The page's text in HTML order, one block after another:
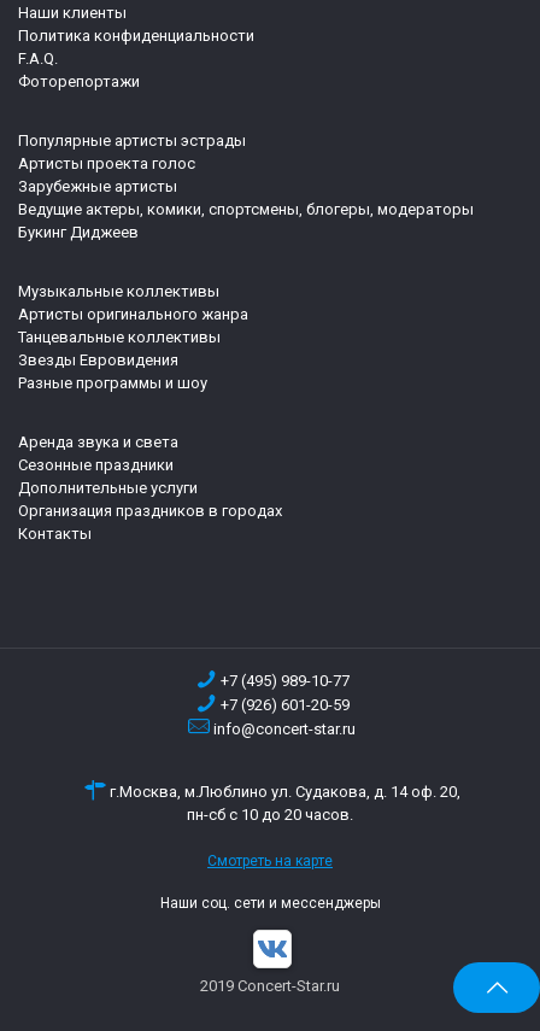
Наши клиенты
Политика конфиденциальности
F.A.Q.
Фоторепортажи
Популярные артисты эстрады
Артисты проекта голос
Зарубежные артисты
Ведущие актеры, комики, спортсмены, блогеры, модераторы
Букинг Диджеев
Музыкальные коллективы
Артисты оригинального жанра
Танцевальные коллективы
Звезды Евровидения
Разные программы и шоу
Аренда звука и света
Сезонные праздники
Дополнительные услуги
Организация праздников в городах
Контакты
+7 (495) 989-10-77
+7 (926) 601-20-59
info@concert-star.ru
г.Москва, м.Люблино ул. Судакова, д. 14 оф. 20,
пн-сб с 10 до 20 часов.
Смотреть на карте
Наши соц. сети и мессенджеры
2019 Concert-Star.ru